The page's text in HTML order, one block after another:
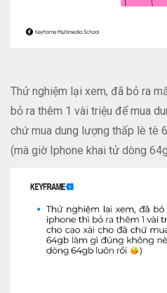
Thử nghiệm lại xem, đã bỏ ra
bỏ ra thêm 1 vài triệu để mua
chứ mua dung lượng thấp lè tè
(mà giờ Iphone khai tử dòng